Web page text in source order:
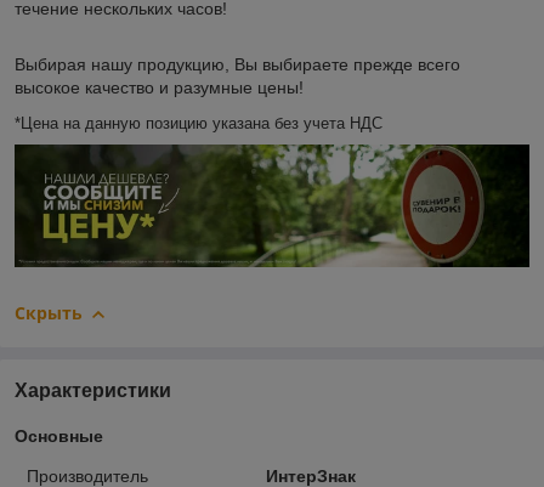
течение нескольких часов!
Выбирая нашу продукцию, Вы выбираете прежде всего
высокое качество и разумные цены!
*Цена на данную позицию указана без учета НДС
Скрыть
Характеристики
Основные
Производитель
ИнтерЗнак